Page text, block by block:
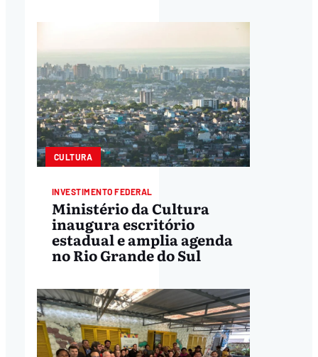
CULTURA
INVESTIMENTO FEDERAL
Ministério da Cultura
inaugura escritório
estadual e amplia agenda
no Rio Grande do Sul